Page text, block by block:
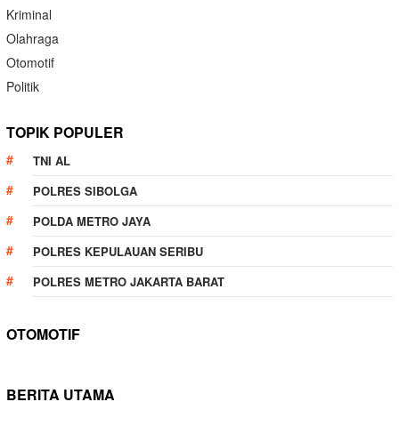
Kriminal
Olahraga
Otomotif
Politik
TOPIK POPULER
TNI AL
POLRES SIBOLGA
POLDA METRO JAYA
POLRES KEPULAUAN SERIBU
POLRES METRO JAKARTA BARAT
OTOMOTIF
BERITA UTAMA